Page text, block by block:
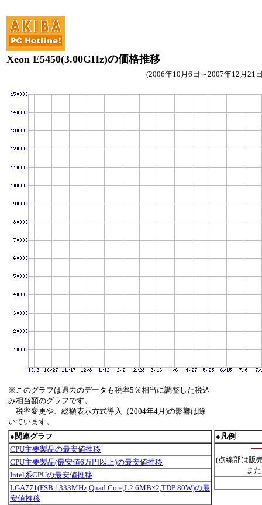
Xeon E5450(3.00GHz)の価格推移
(2006年10月6日～2007年12月21
※このグラフは過去のデータも税率5％相当に調整した税込
み相当額のグラフです。
税率変更や、総額表示方式導入（2004年4月)の影響は除
いています。
●関連グラフ
CPU主要製品の最安値推移
CPU主要製品(最安値6万円以上)の最安値推移
Intel系CPUの最安値推移
LGA771(FSB 1333MHz,Quad Core,L2 6MB×2,TDP 80W)の最
安値推移
●凡例
(点線部は販
ま